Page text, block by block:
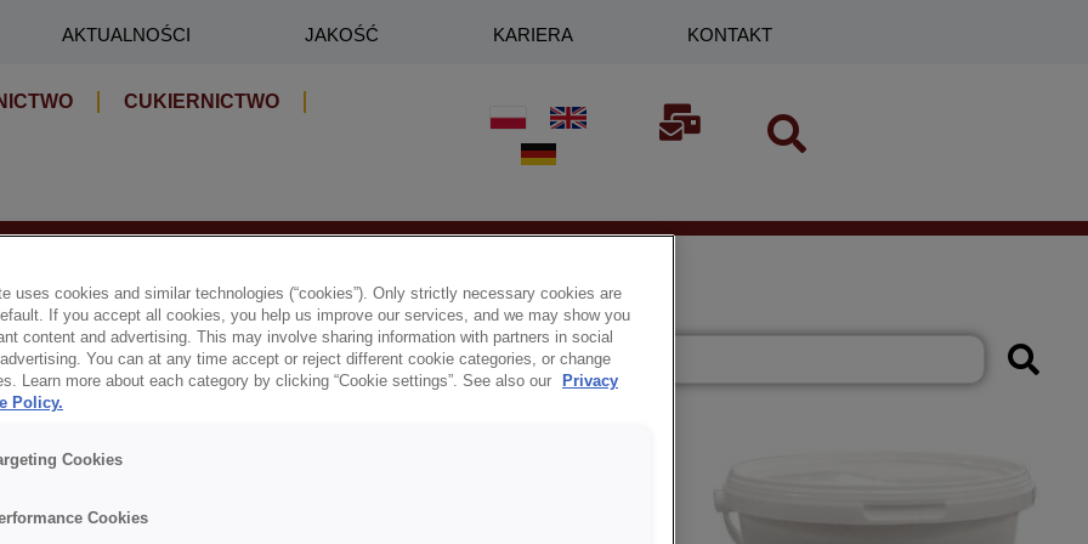
AKTUALNOŚCI JAKOŚĆ KARIERA KONTAKT
CUKIERNICTWO
uses cookies and similar technologies (“cookies”). Only strictly necessary cookies are
If you accept all cookies, you help us improve our services, and we may show you
content and advertising. This may involve sharing information with partners in social
You can at any time accept or reject different cookie categories, or change
Learn more about each category by clicking “Cookie settings”. See also our
Privacy
Policy.
Cookies
Cookies